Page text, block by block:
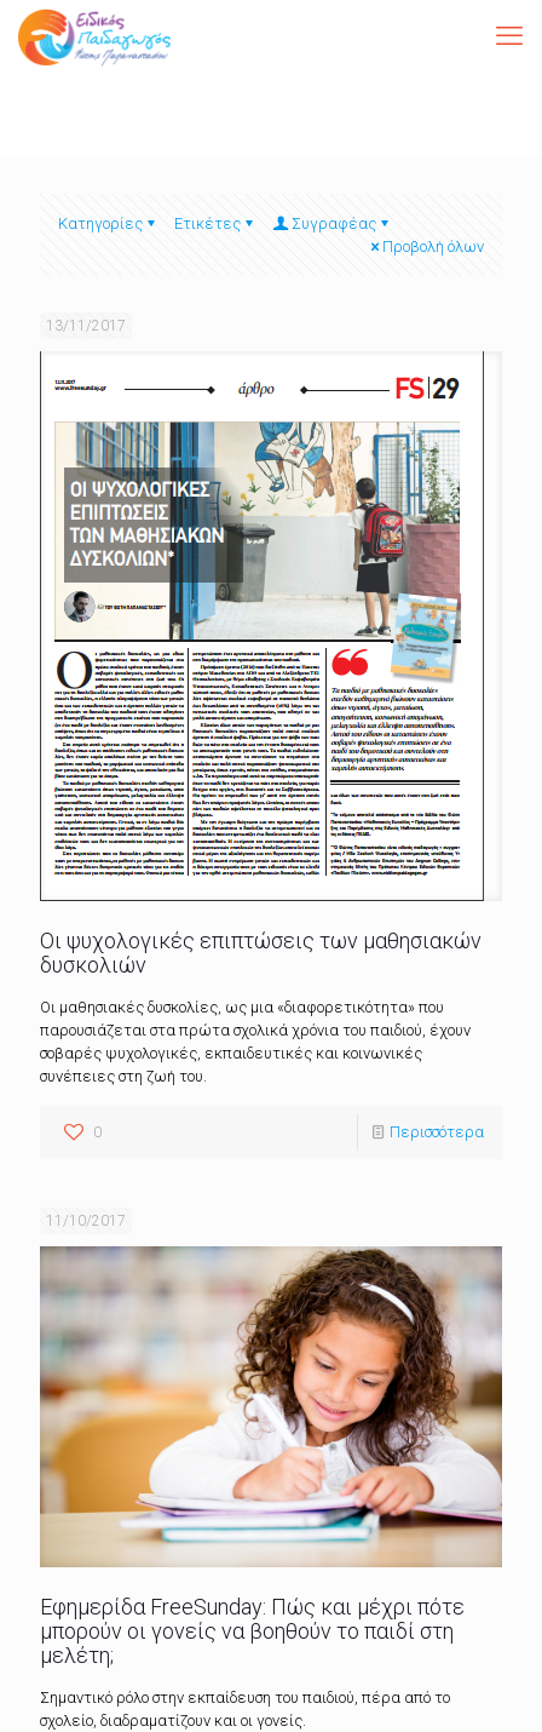
Κατηγορίες Ετικέτες
Συγραφέας
Προβολή όλων
13/11/2017
Οι ψυχολογικές επιπτώσεις των μαθησιακών
δυσκολιών
Οι μαθησιακές δυσκολίες, ως μια «διαφορετικότητα» που
παρουσιάζεται στα πρώτα σχολικά χρόνια του παιδιού, έχουν
σοβαρές ψυχολογικές, εκπαιδευτικές και κοινωνικές
συνέπειες στη ζωή του.
0 Περισσότερα
11/10/2017
Εφημερίδα FreeSunday: Πώς και μέχρι πότε
μπορούν οι γονείς να βοηθούν το παιδί στη
μελέτη;
Σημαντικό ρόλο στην εκπαίδευση του παιδιού, πέρα από το
σχολείο, διαδραματίζουν και οι γονείς.